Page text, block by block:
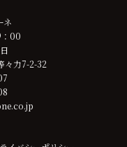
ネ
：00
々力7-2-32